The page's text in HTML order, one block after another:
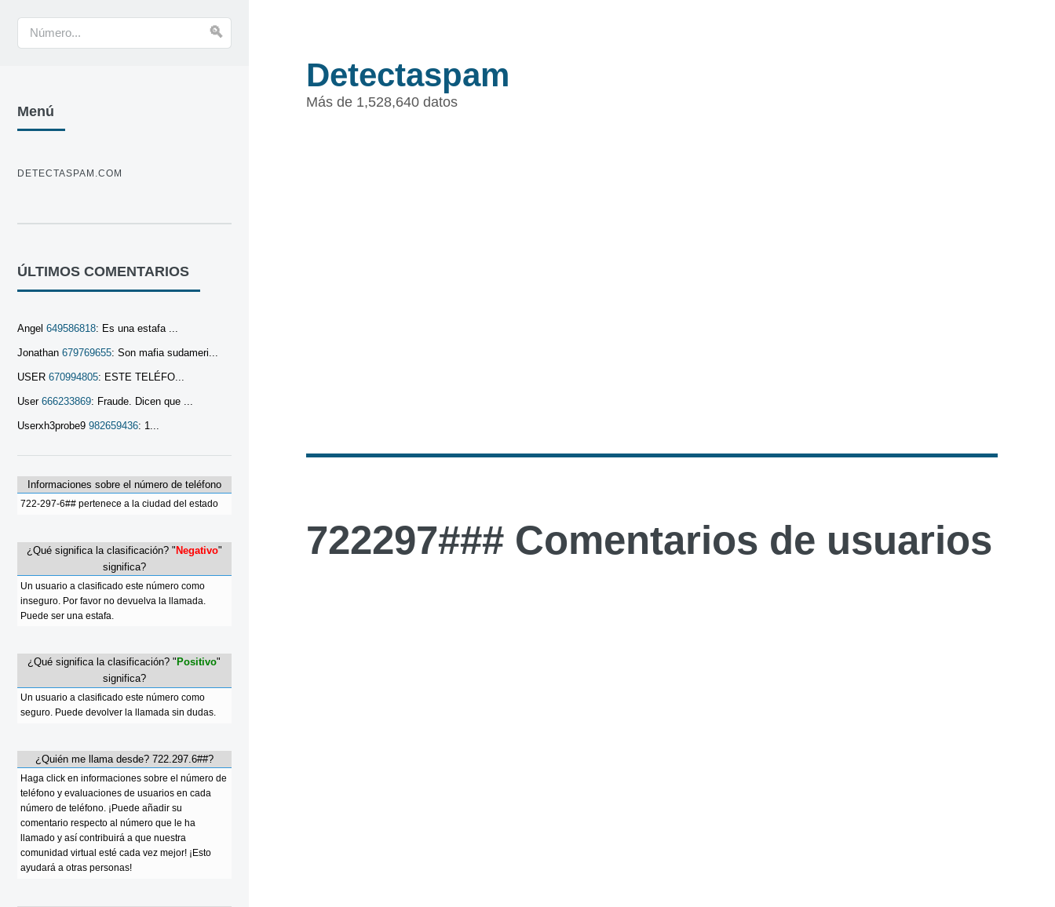
Detectaspam
Más de 1,528,640 datos
722297### Comentarios de usuarios
Menú
DETECTASPAM.COM
ÚLTIMOS COMENTARIOS
Angel 649586818: Es una estafa ...
Jonathan 679769655: Son mafia sudameri...
USER 670994805: ESTE TELÉFO...
User 666233869: Fraude. Dicen que ...
Userxh3probe9 982659436: 1...
Informaciones sobre el número de teléfono
722-297-6## pertenece a la ciudad del estado
¿Qué significa la clasificación? "Negativo"
significa?
Un usuario a clasificado este número como
inseguro. Por favor no devuelva la llamada.
Puede ser una estafa.
¿Qué significa la clasificación? " Positivo"
significa?
Un usuario a clasificado este número como
seguro. Puede devolver la llamada sin dudas.
¿Quién me llama desde? 722.297.6##?
Haga click en informaciones sobre el número de
teléfono y evaluaciones de usuarios en cada
número de teléfono. ¡Puede añadir su
comentario respecto al número que le ha
llamado y así contribuirá a que nuestra
comunidad virtual esté cada vez mejor! ¡Esto
ayudará a otras personas!